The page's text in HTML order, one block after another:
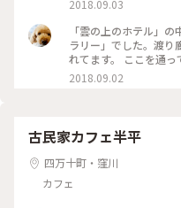
ェユスハラで 販売さ
から頼んでおいで 買
ていて日持ちは約10日
ンプルなケーキ。 帰
ながら 美味しく頂き
貴重なお菓子、 お友達へ
2018.09.03
「雲の上のホテル」
ラリー」でした。渡り
れてます。 ここを通
エレベーターに乗りま
の緑。 自然の中にあ
た。 #とっておきの旅 #夏色さがし #ホテル #ことりっぷ高知 #
梼原町 #隈研吾
2018.09.02
古民家カフェ半平
四万十町・窪川
カフェ